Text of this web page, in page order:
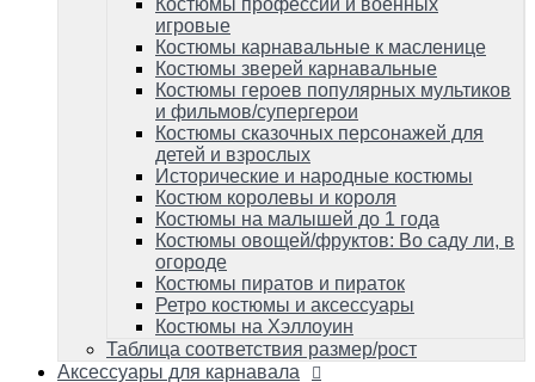
Костюмы пиратов и пираток
Ретро костюмы и аксессуары
Костюмы на Хэллоуин
Таблица соответствия размер/рост
Аксессуары для карнавала
Аксессуары
Оружие
Парики
Маски
Головные уборы
игровые
Костюмы карнавальные к масленице
Костюмы зверей карнавальные
Костюмы героев популярных мультиков
и фильмов/супергерои
Костюмы сказочных персонажей для
детей и взрослых
Исторические и народные костюмы
Костюм королевы и короля
Костюмы на малышей до 1 года
Костюмы овощей/фруктов: Во саду ли, в
огороде
Костюмы пиратов и пираток
Ретро костюмы и аксессуары
Костюмы на Хэллоуин
Таблица соответствия размер/рост
Аксессуары для карнавала